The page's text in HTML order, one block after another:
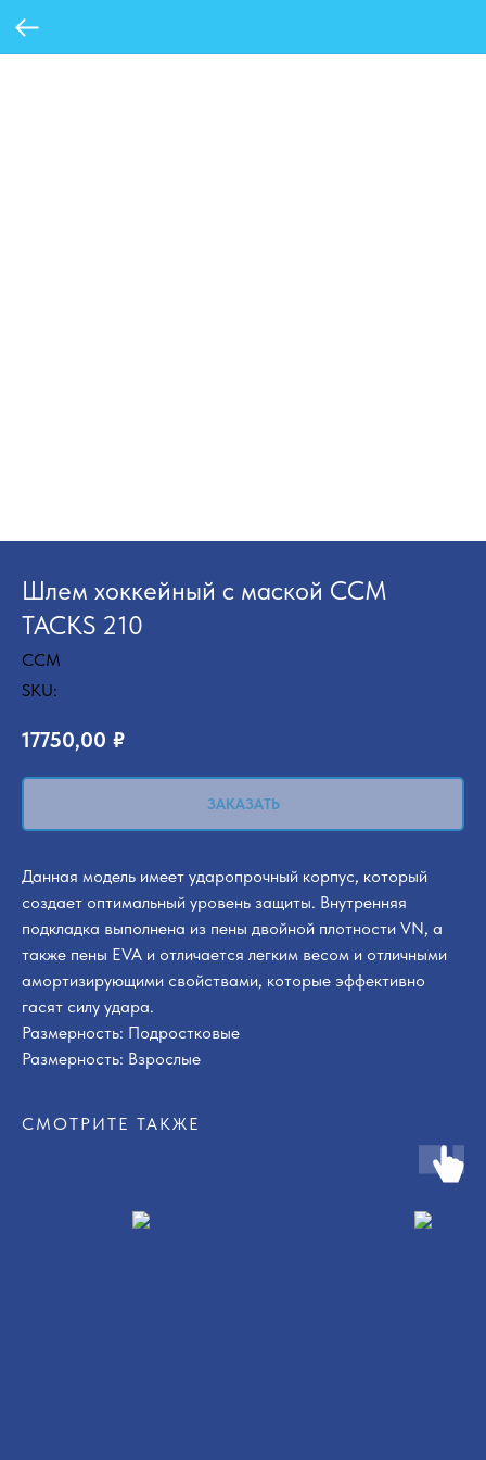
Шлем хоккейный с маской CCM
TACKS 210
CCM
SKU:
17750,00 ₽
ЗАКАЗАТЬ
Данная модель имеет ударопрочный корпус, который
создает оптимальный уровень защиты. Внутренняя
подкладка выполнена из пены двойной плотности VN, а
также пены EVA и отличается легким весом и отличными
амортизирующими свойствами, которые эффективно
гасят силу удара.
Размерность: Подростковые
Размерность: Взрослые
СМОТРИТЕ ТАКЖЕ